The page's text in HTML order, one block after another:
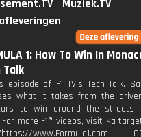
Muziek.TV
1: How To Win In
Talk
episode of F1 TV's Tech Talk,
what it takes from the
to win around the streets
For more F1® videos, visit <a
www.Formula1.com